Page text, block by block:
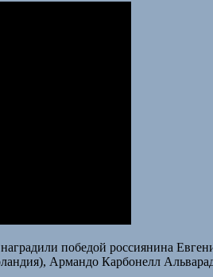
победой россиянина
Армандо Карбонелл